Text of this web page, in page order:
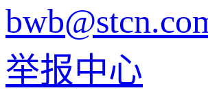
举报中心